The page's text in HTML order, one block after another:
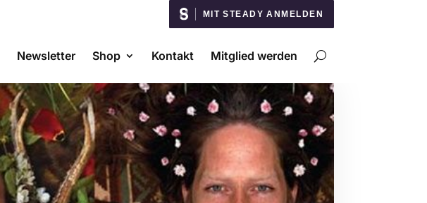
MIT STEADY ANMELDEN
Newsletter Shop Kontakt Mitglied werden